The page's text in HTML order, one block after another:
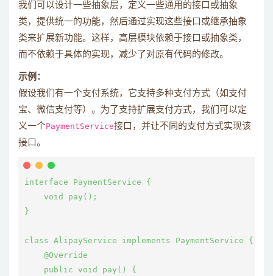
我们可以设计一些抽象层，定义一些通用的接口或抽象
类，提供统一的功能，然后通过实现这些接口或继承抽象
类来扩展新功能。这样，高层模块依赖于接口或抽象类，
而不依赖于具体的实现，减少了对原有代码的修改。
示例：
假设我们有一个支付系统，它支持多种支付方式（如支付
宝、微信支付等）。为了支持扩展支付方式，我们可以定
义一个PaymentService接口，并让不同的支付方式实现该
接口。
interface PaymentService {
    void pay();
}
class AlipayService implements PaymentService {
    @Override
    public void pay() {